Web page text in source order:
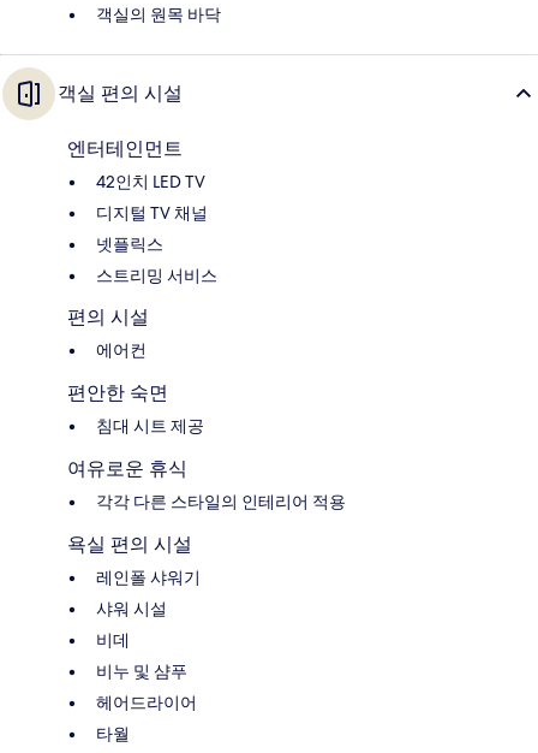
객실의 원목 바닥
객실 편의 시설
엔터테인먼트
42인치 LED TV
디지털 TV 채널
넷플릭스
스트리밍 서비스
편의 시설
에어컨
편안한 숙면
침대 시트 제공
여유로운 휴식
각각 다른 스타일의 인테리어 적용
욕실 편의 시설
레인폴 샤워기
샤워 시설
비데
비누 및 샴푸
헤어드라이어
타월